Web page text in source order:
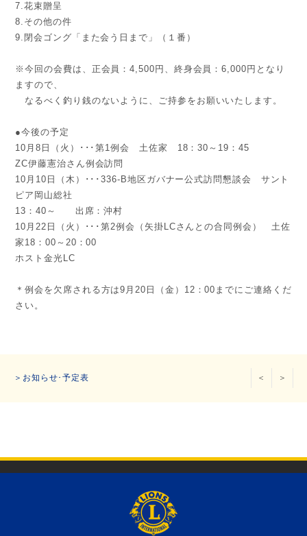
7.花束贈呈
8.その他の件
9.閉会ゴング「また会う日まで」（１番）
※今回の会費は、正会員：4,500円、終身会員：6,000円となり
ますので、
なるべく釣り銭のないように、ご持参をお願いいたします。
●今後の予定
10月8日（火）･･･第1例会 土佐家 18：30～19：45
ZC伊藤憲治さん例会訪問
10月10日（木）･･･336-B地区ガバナー公式訪問懇談会 サント
ピア岡山総社
13：40～ 出席：沖村
10月22日（火）･･･第2例会（矢掛LCさんとの合同例会） 土佐
家18：00～20：00
ホスト金光LC
＊例会を欠席される方は9月20日（金）12：00までにご連絡くだ
さい。
＞お知らせ･予定表 ＜ ＞